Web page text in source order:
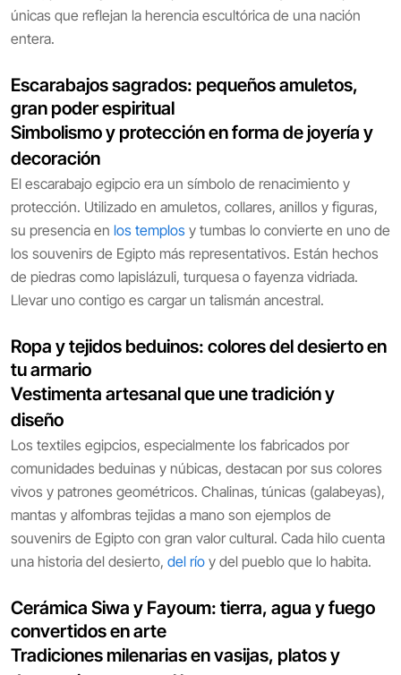
únicas que reflejan la herencia escultórica de una nación
entera.
Escarabajos sagrados: pequeños amuletos,
gran poder espiritual
Simbolismo y protección en forma de joyería y
decoración
El escarabajo egipcio era un símbolo de renacimiento y
protección. Utilizado en amuletos, collares, anillos y figuras,
su presencia en los templos y tumbas lo convierte en uno de
los souvenirs de Egipto más representativos. Están hechos
de piedras como lapislázuli, turquesa o fayenza vidriada.
Llevar uno contigo es cargar un talismán ancestral.
Ropa y tejidos beduinos: colores del desierto en
tu armario
Vestimenta artesanal que une tradición y
diseño
Los textiles egipcios, especialmente los fabricados por
comunidades beduinas y núbicas, destacan por sus colores
vivos y patrones geométricos. Chalinas, túnicas (galabeyas),
mantas y alfombras tejidas a mano son ejemplos de
souvenirs de Egipto con gran valor cultural. Cada hilo cuenta
una historia del desierto, del río y del pueblo que lo habita.
Cerámica Siwa y Fayoum: tierra, agua y fuego
convertidos en arte
Tradiciones milenarias en vasijas, platos y